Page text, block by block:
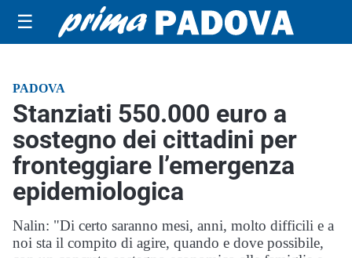
☰
PADOVA
Stanziati 550.000 euro a
sostegno dei cittadini per
fronteggiare l’emergenza
epidemiologica
Nalin: "Di certo saranno mesi, anni, molto difficili e a
noi sta il compito di agire, quando e dove possibile,